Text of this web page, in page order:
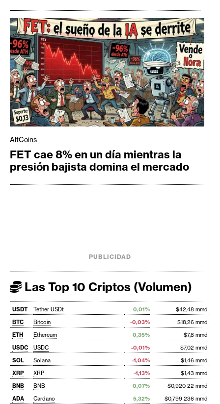
AltCoins
FET cae 8% en un día mientras la
presión bajista domina el mercado
PUBLICIDAD
Las Top 10 Criptos (Volumen)
USDT Tether USDt 0,01%
$42,48 mmd
BTC
Bitcoin -0,03%
$18,26 mmd
ETH
Ethereum 0,35%
$7,8 mmd
USDC
USDC -0,01%
$7,02 mmd
SOL
Solana -1,04%
$1,46 mmd
XRP
XRP -1,13%
$1,43 mmd
BNB
BNB 0,07%
$0,920 22 mmd
ADA
Cardano 5,32% $0,799 236 mmd